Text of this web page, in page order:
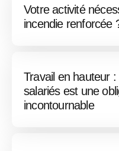
Votre activité
incendie renforcée
Travail en hauteur
salariés est une
incontournable